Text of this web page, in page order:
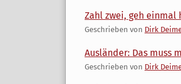
Zahl zwei, geh einmal
Geschrieben von Dirk
Ausländer: Das muss
Geschrieben von Dirk